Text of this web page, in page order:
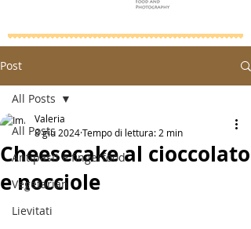
Post
All Posts
Antipasti e fingerfood
Vegetarian
Lievitati
All Posts
Cheesecake al cioccolato
e nocciole
Valeria
8 giu 2024Tempo di lettura: 2 min